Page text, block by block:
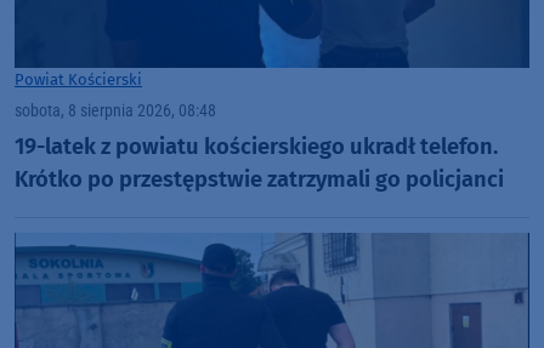
Powiat Kościerski
sobota, 8 sierpnia 2026, 08:48
19-latek z powiatu kościerskiego ukradł telefon.
Krótko po przestępstwie zatrzymali go policjanci